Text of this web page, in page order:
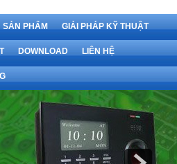
SẢN PHẨM GIẢI PHÁP KỸ THUẬT
DOWNLOAD LIÊN HỆ